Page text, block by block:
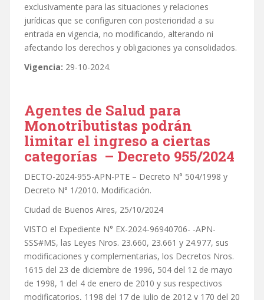
exclusivamente para las situaciones y relaciones
jurídicas que se configuren con posterioridad a su
entrada en vigencia, no modificando, alterando ni
afectando los derechos y obligaciones ya consolidados.
Vigencia: 29-10-2024.
Agentes de Salud para
Monotributistas podrán
limitar el ingreso a ciertas
categorías – Decreto 955/2024
DECTO-2024-955-APN-PTE – Decreto N° 504/1998 y
Decreto N° 1/2010. Modificación.
Ciudad de Buenos Aires, 25/10/2024
VISTO el Expediente N° EX-2024-96940706- -APN-
SSS#MS, las Leyes Nros. 23.660, 23.661 y 24.977, sus
modificaciones y complementarias, los Decretos Nros.
1615 del 23 de diciembre de 1996, 504 del 12 de mayo
de 1998, 1 del 4 de enero de 2010 y sus respectivos
modificatorios, 1198 del 17 de julio de 2012 y 170 del 20